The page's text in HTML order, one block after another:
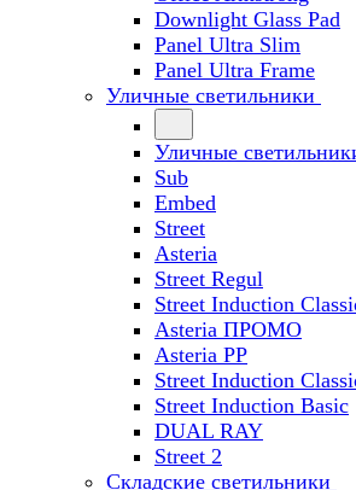
Downlight Glass Pad
Panel Ultra Slim
Panel Ultra Frame
Уличные светильники
Уличные
Sub
Embed
Street
Asteria
Street Regul
Street Induction
Asteria ПРОМО
Asteria PP
Street Induction
Street Induction Basic
DUAL RAY
Street 2
Складские светильники